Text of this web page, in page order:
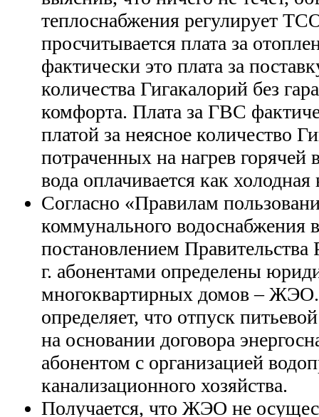
теплоснабжения регулирует
просчитывается плата за
фактически это плата за
количества Гигакалорий без
комфорта. Плата за ГВС
платой за неясное количество
потраченных на нагрев
вода оплачивается как холодная
Согласно «Правилам
коммунального
постановлением
г. абонентами определены
многоквартирных домов – ЖЭО.
определяет, что отпуск
на основании договора
абонентом с организацией
канализационного хозяйства.
Получается, что ЖЭО не